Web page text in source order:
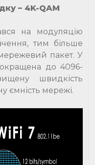
– 4K-QAM
на модуляцію
тим більше
пакет. У
до 4096-
швидкість
ємність мережі.